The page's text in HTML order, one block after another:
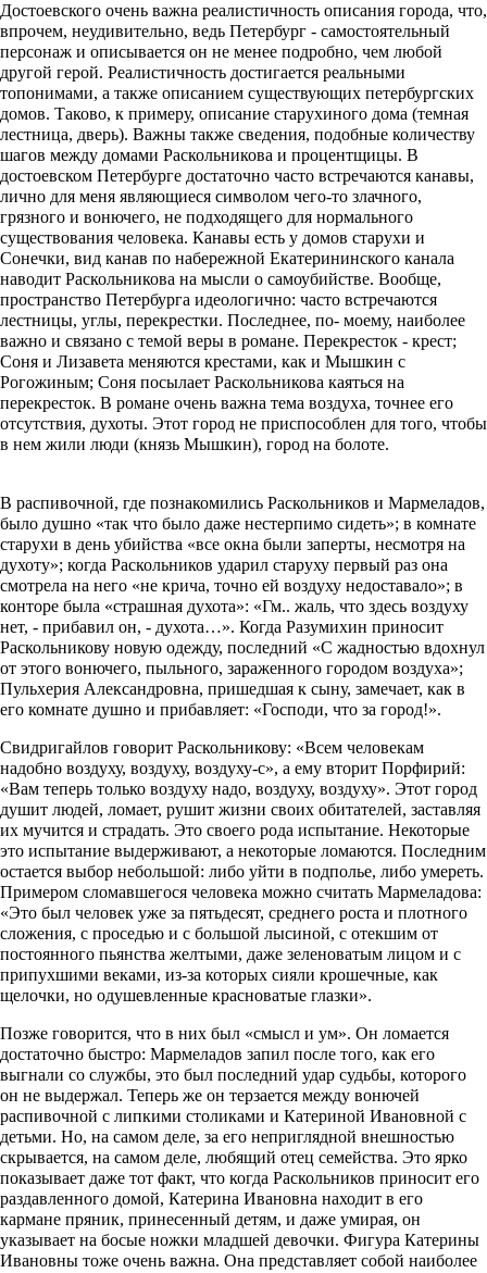
Достоевского очень важна реалистичность описания города, что,
впрочем, неудивительно, ведь Петербург - самостоятельный
персонаж и описывается он не менее подробно, чем любой
другой герой. Реалистичность достигается реальными
топонимами, а также описанием существующих петербургских
домов. Таково, к примеру, описание старухиного дома (темная
лестница, дверь). Важны также сведения, подобные количеству
шагов между домами Раскольникова и процентщицы. В
достоевском Петербурге достаточно часто встречаются канавы,
лично для меня являющиеся символом чего-то злачного,
грязного и вонючего, не подходящего для нормального
существования человека. Канавы есть у домов старухи и
Сонечки, вид канав по набережной Екатерининского канала
наводит Раскольникова на мысли о самоубийстве. Вообще,
пространство Петербурга идеологично: часто встречаются
лестницы, углы, перекрестки. Последнее, по- моему, наиболее
важно и связано с темой веры в романе. Перекресток - крест;
Соня и Лизавета меняются крестами, как и Мышкин с
Рогожиным; Соня посылает Раскольникова каяться на
перекресток. В романе очень важна тема воздуха, точнее его
отсутствия, духоты. Этот город не приспособлен для того, чтобы
в нем жили люди (князь Мышкин), город на болоте.
В распивочной, где познакомились Раскольников и Мармеладов,
было душно «так что было даже нестерпимо сидеть»; в комнате
старухи в день убийства «все окна были заперты, несмотря на
духоту»; когда Раскольников ударил старуху первый раз она
смотрела на него «не крича, точно ей воздуху недоставало»; в
конторе была «страшная духота»: «Гм.. жаль, что здесь воздуху
нет, - прибавил он, - духота…». Когда Разумихин приносит
Раскольникову новую одежду, последний «С жадностью вдохнул
от этого вонючего, пыльного, зараженного городом воздуха»;
Пульхерия Александровна, пришедшая к сыну, замечает, как в
его комнате душно и прибавляет: «Господи, что за город!».
Свидригайлов говорит Раскольникову: «Всем человекам
надобно воздуху, воздуху, воздуху-с», а ему вторит Порфирий:
«Вам теперь только воздуху надо, воздуху, воздуху». Этот город
душит людей, ломает, рушит жизни своих обитателей, заставляя
их мучится и страдать. Это своего рода испытание. Некоторые
это испытание выдерживают, а некоторые ломаются. Последним
остается выбор небольшой: либо уйти в подполье, либо умереть.
Примером сломавшегося человека можно считать Мармеладова:
«Это был человек уже за пятьдесят, среднего роста и плотного
сложения, с проседью и с большой лысиной, с отекшим от
постоянного пьянства желтыми, даже зеленоватым лицом и с
припухшими веками, из-за которых сияли крошечные, как
щелочки, но одушевленные красноватые глазки».
Позже говорится, что в них был «смысл и ум». Он ломается
достаточно быстро: Мармеладов запил после того, как его
выгнали со службы, это был последний удар судьбы, которого
он не выдержал. Теперь же он терзается между вонючей
распивочной с липкими столиками и Катериной Ивановной с
детьми. Но, на самом деле, за его неприглядной внешностью
скрывается, на самом деле, любящий отец семейства. Это ярко
показывает даже тот факт, что когда Раскольников приносит его
раздавленного домой, Катерина Ивановна находит в его
кармане пряник, принесенный детям, и даже умирая, он
указывает на босые ножки младшей девочки. Фигура Катерины
Ивановны тоже очень важна. Она представляет собой наиболее